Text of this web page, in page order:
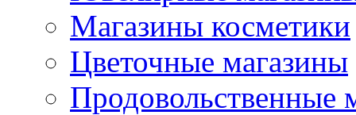
Магазины косметики
Цветочные магазины
Продовольственные